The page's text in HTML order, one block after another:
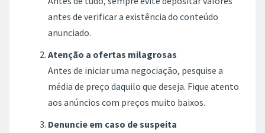
antes de verificar a existência do conteúdo
anunciado.
Atenção a ofertas milagrosas
Antes de iniciar uma negociação, pesquise a
média de preço daquilo que deseja. Fique atento
aos anúncios com preços muito baixos.
Denuncie em caso de suspeita